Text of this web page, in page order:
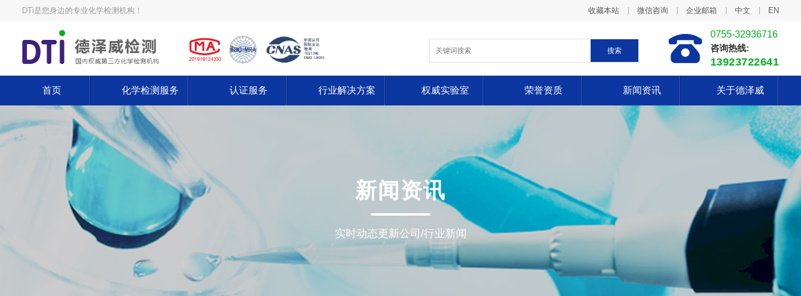
DTi是您身边的专业化学检测机构！ 收藏本站 微信咨询 企业邮箱 中文 EN
0755-32936716
咨询热线:
13923722641
搜索
首页 化学检测服务 认证服务 行业解决方案 权威实验室 荣誉资质 新闻资讯 关于德泽威
新闻资讯
实时动态更新公司/行业新闻